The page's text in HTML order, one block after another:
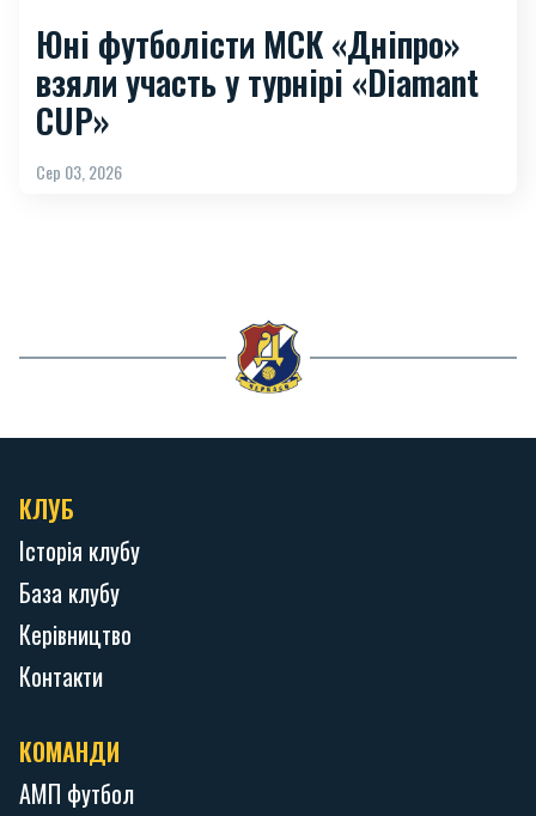
Юні футболісти МСК «Дніпро»
взяли участь у турнірі «Diamant
CUP»
Сер 03, 2026
КЛУБ
Історія клубу
База клубу
Керівництво
Контакти
КОМАНДИ
АМП футбол